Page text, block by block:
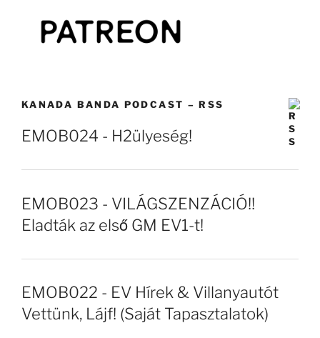
KANADA BANDA PODCAST – RSS
EMOB024 - H2ülyeség!
EMOB023 - VILÁGSZENZÁCIÓ!!
Eladták az első GM EV1-t!
EMOB022 - EV Hírek & Villanyautót
Vettünk, Lájf! (Saját Tapasztalatok)